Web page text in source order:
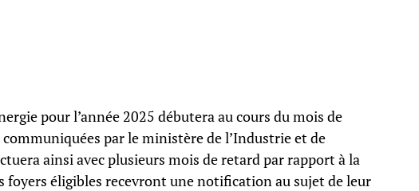
pour l’année 2025 débutera au cours du mois de
par le ministère de l’Industrie et de
ainsi avec plusieurs mois de retard par rapport à la
éligibles recevront une notification au sujet de leur